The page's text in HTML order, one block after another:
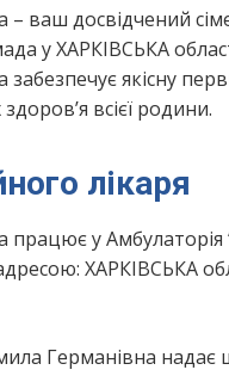
ваш досвідчений
у ХАРКІВСЬКА
якісну
всієї родини.
лікаря
у Амбулаторія
ХАРКІВСЬКА
Германівна надає